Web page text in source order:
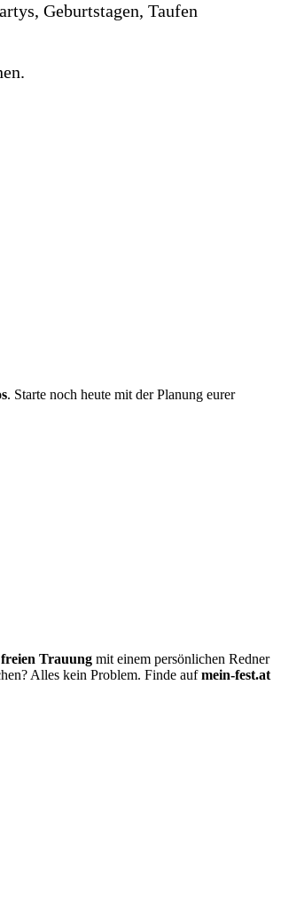
Geburtstagen, Taufen
. Starte noch heute mit der Planung eurer
freien Trauungmit einem persönlichen Redner
Alles kein Problem. Finde aufmein-fest.at